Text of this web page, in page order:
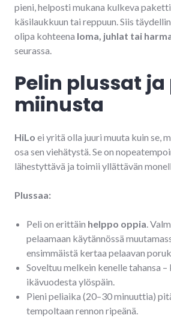
pieni, helposti mukana kulkeva
käsilaukkuun tai reppuun. Siis
olipa kohteena loma, juhlat tai
seurassa.
Pelin plussat
miinusta
HiLo ei yritä olla juuri muuta kuin se,
osa sen viehätystä. Se on
lähestyttävä ja toimii yllättävän
Plussaa:
Peli on erittäin helppo oppia .
pelaamaan käytännössä
ensimmäistä kertaa pelaavan
Soveltuu melkein kenelle tahansa –
ikävuodesta ylöspäin.
Pieni peliaika (20–30 minuuttia)
tempoltaan rennon ripeänä.